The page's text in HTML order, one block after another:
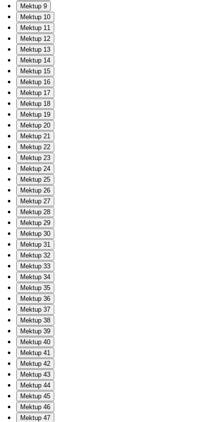
Mektup 9
Mektup 10
Mektup 11
Mektup 12
Mektup 13
Mektup 14
Mektup 15
Mektup 16
Mektup 17
Mektup 18
Mektup 19
Mektup 20
Mektup 21
Mektup 22
Mektup 23
Mektup 24
Mektup 25
Mektup 26
Mektup 27
Mektup 28
Mektup 29
Mektup 30
Mektup 31
Mektup 32
Mektup 33
Mektup 34
Mektup 35
Mektup 36
Mektup 37
Mektup 38
Mektup 39
Mektup 40
Mektup 41
Mektup 42
Mektup 43
Mektup 44
Mektup 45
Mektup 46
Mektup 47